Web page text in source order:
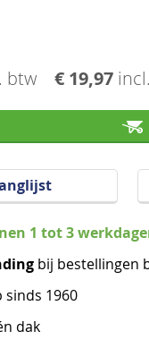
btw € 19,97
1 tot 3
bij bestellingen
sinds 1960
dak